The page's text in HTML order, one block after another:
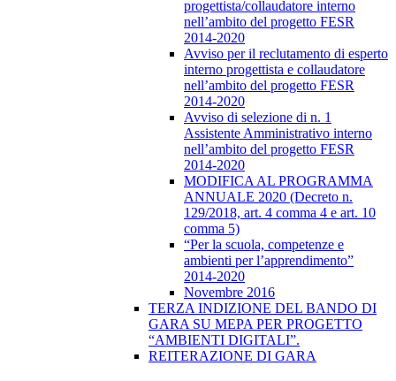
progettista/collaudatore interno
nell’ambito del progetto FESR
2014-2020
Avviso per il reclutamento di esperto
interno progettista e collaudatore
nell’ambito del progetto FESR
2014-2020
Avviso di selezione di n. 1
Assistente Amministrativo interno
nell’ambito del progetto FESR
2014-2020
MODIFICA AL PROGRAMMA
ANNUALE 2020 (Decreto n.
129/2018, art. 4 comma 4 e art. 10
comma 5)
“Per la scuola, competenze e
ambienti per l’apprendimento”
2014-2020
Novembre 2016
TERZA INDIZIONE DEL BANDO DI
GARA SU MEPA PER PROGETTO
“AMBIENTI DIGITALI”.
REITERAZIONE DI GARA